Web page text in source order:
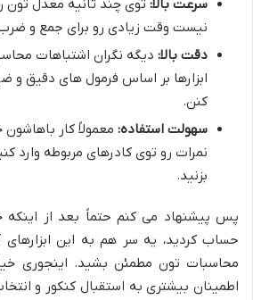
سرعت بالا: توی چند ثانیه معدل تون
نیست وقت زیادی رو برای جمع و
دقت بالا: دیگه نگران اشتباهات
ابزارها بر اساس فرمول های دقیق و
کنن.
سهولت استفاده: معمولاً کار
نمرات رو توی کادرهای مربوطه وارد
بزنید.
پس پیشنهاد می کنم حتماً بعد از
حساب کردید، یه سر هم به این ابزارهای
محاسبات تون مطمئن بشید. اینجوری
اطمینان بیشتری به استقبال کنکور و